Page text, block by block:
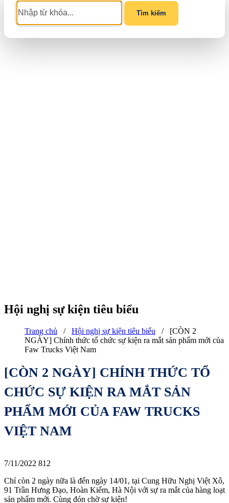
Tìm kiếm
Hội nghị sự kiện tiêu biểu
Trang chủ / Hội nghị sự kiện tiêu biểu / [CÒN 2
NGÀY] Chính thức tổ chức sự kiện ra mắt sản phẩm mới của
Faw Trucks Việt Nam
[CÒN 2 NGÀY] CHÍNH THỨC TỔ
CHỨC SỰ KIỆN RA MẮT SẢN
PHẨM MỚI CỦA FAW TRUCKS
VIỆT NAM
7/11/2022 812
Chỉ còn 2 ngày nữa là đến ngày 14/01, tại Cung Hữu Nghị Việt Xô,
91 Trần Hưng Đạo, Hoàn Kiếm, Hà Nội với sự ra mắt của hàng loạt
sản phẩm mới. Cùng đón chờ sự kiện!